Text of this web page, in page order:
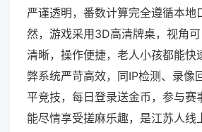
严谨透明，番数计算完全遵循本地
然，游戏采用3D高清牌桌，视角
清晰，操作便捷，老人小孩都能快
弊系统严苛高效，同IP检测、录像
平竞技，每日登录送金币，参与赛
能尽情享受搓麻乐趣，是江苏人线